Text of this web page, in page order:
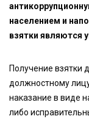
населением и
взятки являются
Получение взятки
должностному
наказание в виде
либо